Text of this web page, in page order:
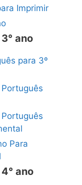
Imprimir
ano
para 3º
Para
ano